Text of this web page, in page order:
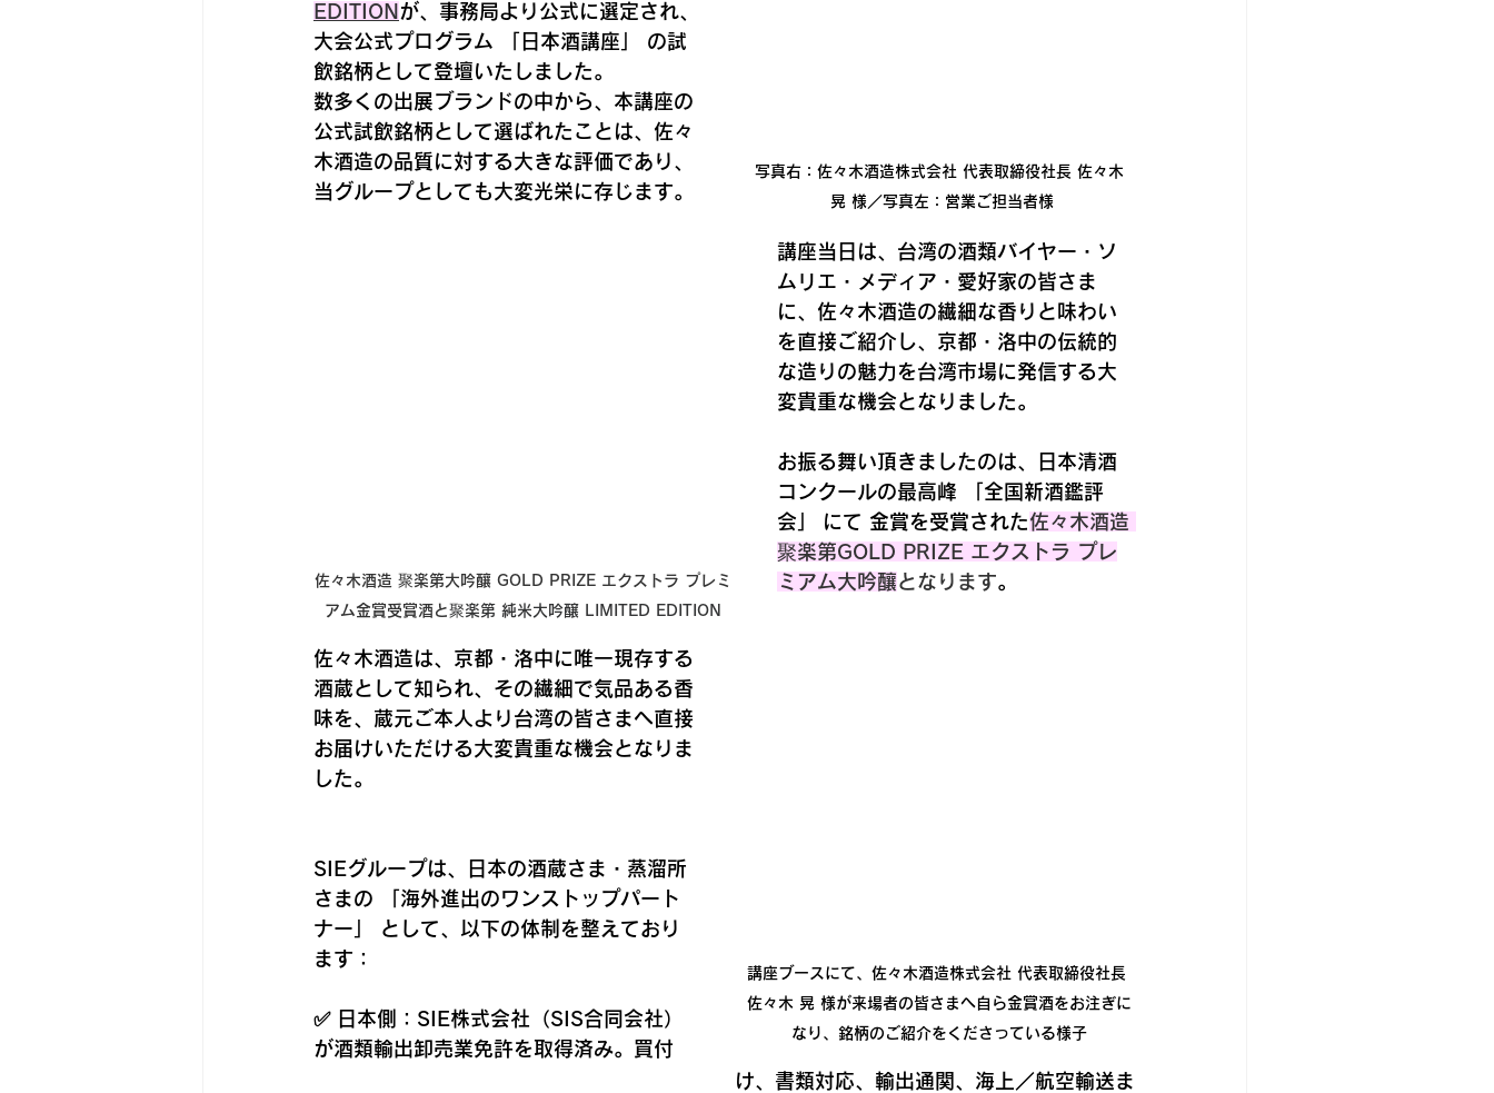
写真右：佐々木酒造株式会社 代表取締役社長 佐々木
晃 様／写真左：営業ご担当者様
EDITION が、事務局より公式に選定され、
大会公式プログラム
「日本酒講座」
の試
飲銘柄として登壇いたしました。
佐々木酒造 聚楽第大吟釀 GOLD PRIZE エクストラ プレミ
アム金賞受賞酒と聚楽第 純米大吟醸 LIMITED EDITION
講座ブースにて、佐々木酒造株式会社 代表取締役社長
佐々木 晃 様が来場者の皆さまへ自ら金賞酒をお注ぎに
なり、銘柄のご紹介をくださっている様子
数多くの出展ブランドの中から、本講座の
公式試飲銘柄として選ばれたことは、佐々
木酒造の品質に対する大きな評価であり、
当グループとしても大変光栄に存じます。
講座当日は、台湾の酒類バイヤー・ソ
ムリエ・メディア・愛好家の皆さま
に、佐々木酒造の繊細な香りと味わい
を直接ご紹介し、京都・洛中の伝統的
な造りの魅力を台湾市場に発信する大
変貴重な機会となりました。
お振る舞い頂きましたのは、日本清酒
コンクールの最高峰
「全国新酒鑑評
会」
にて 金賞を受賞された佐々木酒造
聚楽第GOLD PRIZE エクストラ プレ
ミアム大吟釀となります。
佐々木酒造は、 京都・洛中に唯一現存する
酒蔵として知られ、その繊細で気品ある香
味を、蔵元ご本人より台湾の皆さまへ直接
お届けいただける大変貴重な機会となりま
した。
SIEグループは、日本の酒蔵さま・蒸溜所
さまの 「海外進出のワンストップパート
ナー」 として、以下の体制を整えており
ます：
✅ 日本側： SIE株式会社（SIS合同会社）
が酒類輸出卸売業免許を取得済み。買付
け、書類対応、輸出通関、海上／航空輸送ま